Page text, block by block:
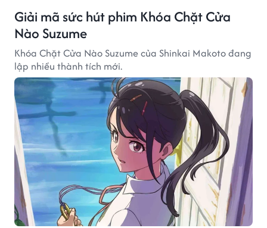
Giải mã sức hút phim Khóa Chặt Cửa
Nào Suzume
Khóa Chặt Cửa Nào Suzume của Shinkai Makoto đang
lập nhiều thành tích mới.